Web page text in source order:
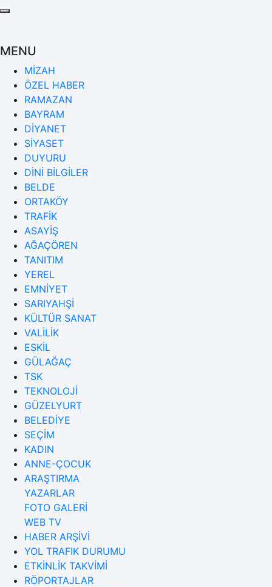
MENU
MİZAH
ÖZEL HABER
RAMAZAN
BAYRAM
DİYANET
SİYASET
DUYURU
DİNİ BİLGİLER
BELDE
ORTAKÖY
TRAFİK
ASAYİŞ
AĞAÇÖREN
TANITIM
YEREL
EMNİYET
SARIYAHŞİ
KÜLTÜR SANAT
VALİLİK
ESKİL
GÜLAĞAÇ
TSK
TEKNOLOJİ
GÜZELYURT
BELEDİYE
SEÇİM
KADIN
ANNE-ÇOCUK
ARAŞTIRMA
YAZARLAR
FOTO GALERİ
WEB TV
HABER ARŞİVİ
YOL TRAFIK DURUMU
ETKİNLİK TAKVİMİ
RÖPORTAJLAR